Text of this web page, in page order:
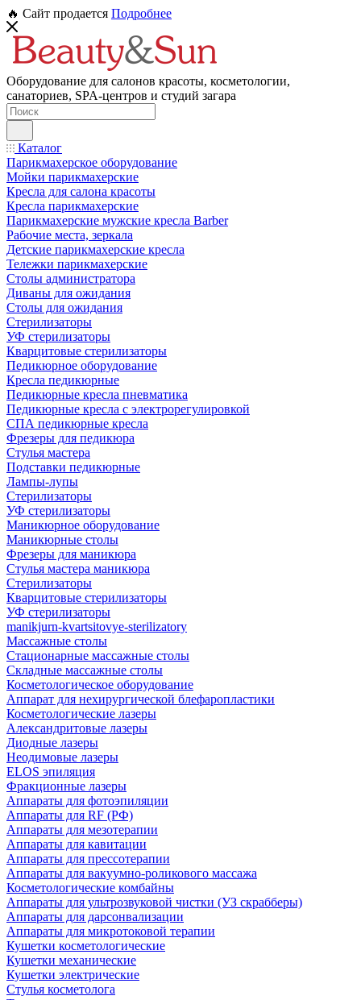
🔥 Сайт продается Подробнее
Оборудование для салонов красоты, косметологии,
санаториев, SPA-центров и студий загара
Каталог
Парикмахерское оборудование
Мойки парикмахерские
Кресла для салона красоты
Кресла парикмахерские
Парикмахерские мужские кресла Barber
Рабочие места, зеркала
Детские парикмахерские кресла
Тележки парикмахерские
Столы администратора
Диваны для ожидания
Столы для ожидания
Стерилизаторы
УФ стерилизаторы
Кварцитовые стерилизаторы
Педикюрное оборудование
Кресла педикюрные
Педикюрные кресла пневматика
Педикюрные кресла с электрорегулировкой
СПА педикюрные кресла
Фрезеры для педикюра
Стулья мастера
Подставки педикюрные
Лампы-лупы
Стерилизаторы
УФ стерилизаторы
Маникюрное оборудование
Маникюрные столы
Фрезеры для маникюра
Стулья мастера маникюра
Стерилизаторы
Кварцитовые стерилизаторы
УФ стерилизаторы
manikjurn-kvartsitovye-sterilizatory
Массажные столы
Стационарные массажные столы
Складные массажные столы
Косметологическое оборудование
Аппарат для нехирургической блефаропластики
Косметологические лазеры
Александритовые лазеры
Диодные лазеры
Неодимовые лазеры
ELOS эпиляция
Фракционные лазеры
Аппараты для фотоэпиляции
Аппараты для RF (РФ)
Аппараты для мезотерапии
Аппараты для кавитации
Аппараты для прессотерапии
Аппараты для вакуумно-роликового массажа
Косметологические комбайны
Аппараты для ультрозвуковой чистки (УЗ скрабберы)
Аппараты для дарсонвализации
Аппараты для микротоковой терапии
Кушетки косметологические
Кушетки механические
Кушетки электрические
Стулья косметолога